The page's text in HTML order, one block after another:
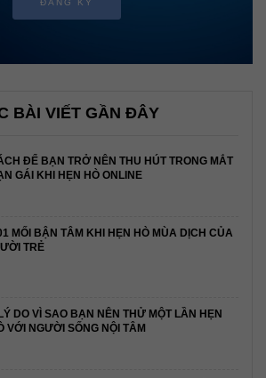
BÀI VIẾT GẦN ĐÂY
ĐỂ BẠN TRỞ NÊN THU HÚT TRONG MẮT
GÁI KHI HẸN HÒ ONLINE
MỐI BẬN TÂM KHI HẸN HÒ MÙA DỊCH CỦA
TRẺ
DO VÌ SAO BẠN NÊN THỬ MỘT LẦN HẸN
VỚI NGƯỜI SỐNG NỘI TÂM